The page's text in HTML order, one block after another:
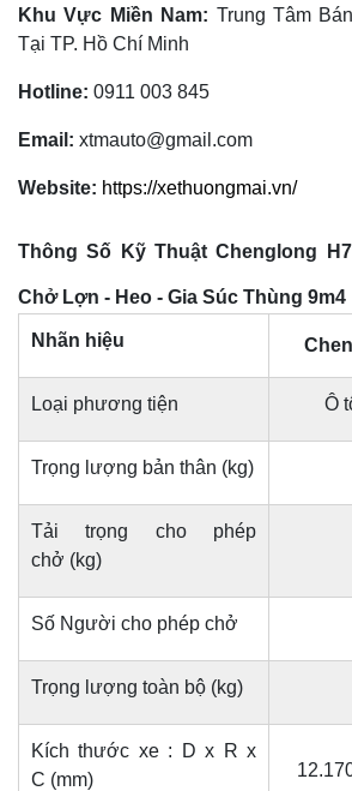
Khu Vực Miền Nam: Trung Tâm
Tại TP. Hồ Chí Minh
Hotline: 0911 003 845
Email: xtmauto@gmail.com
Website: https://xethuongmai.vn/
Thông Số Kỹ Thuật Chenglong
Chở Lợn - Heo - Gia Súc Thùng 9m4
Nhãn hiệu
Loại phương tiện Ô
Trọng lượng bản thân (kg)
Tải trọng cho phép
chở (kg)
Số Người cho phép chở
Trọng lượng toàn bộ (kg)
Kích thước xe : D x R x
C (mm)